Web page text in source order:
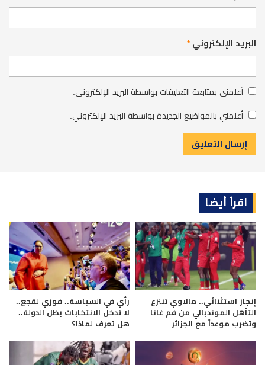
البريد الإلكتروني*
أعلمني بمتابعة التعليقات بواسطة البريد الإلكتروني.
أعلمني بالمواضيع الجديدة بواسطة البريد الإلكتروني.
اقرأ أيضا
إنجاز استثنائي.. مالاوي تنتزع
التأهل المونديالي من فم غانا
وتضرب موعداً مع الجزائر
رأي في السياسة.. فوزي لقجع..
لا تدخل الانتخابات بظل الدولة..
هل تعرف لماذا؟